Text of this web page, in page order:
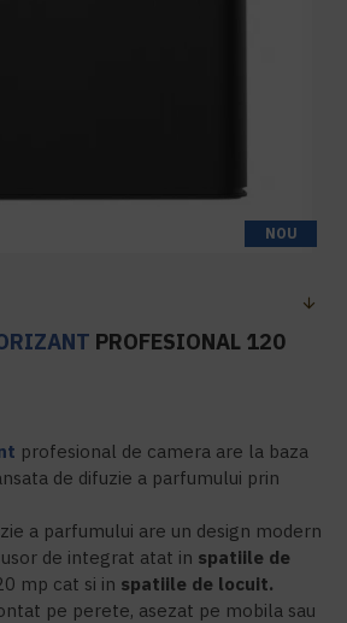
NOU
PROFESIONAL 120
profesional de camera are la baza
de difuzie a parfumului prin
a parfumului are un design modern
de integrat atat in spatiile de
mp cat si in spatiile de locuit.
pe perete, asezat pe mobila sau